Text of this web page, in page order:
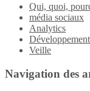
Qui, quoi,
média sociaux
Analytics
Veille
Navigation des